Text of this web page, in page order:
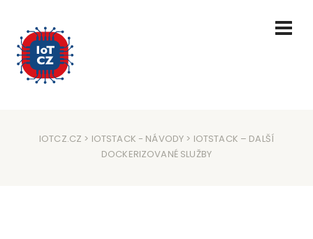
IOTCZ.CZ > IOTSTACK - NÁVODY > IOTSTACK – DALŠÍ
DOCKERIZOVANÉ SLUŽBY